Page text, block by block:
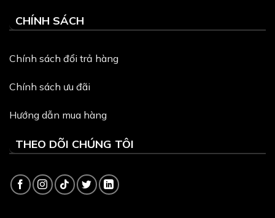
CHÍNH SÁCH
Chính sách đổi trả hàng
Chính sách ưu đãi
Hướng dẫn mua hàng
THEO DÕI CHÚNG TÔI